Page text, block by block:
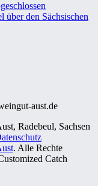
über den Sächsischen
aust.de
Radebeul, Sachsen
. Alle Rechte
Catch